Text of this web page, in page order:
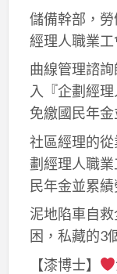
儲備幹部，
經理人職業工
曲線管理諮
入『企劃經
免繳國民年
社區經理的
劃經理人職
民年金並累績
泥地陷車自
困，私藏的3
【漆博士】